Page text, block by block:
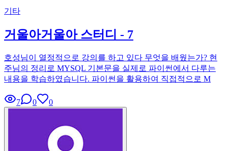
기타
거울아거울아 스터디 - 7
호성님이 열정적으로 강의를 하고 있다 무엇을 배웠는가? 현
주님의 정리로 MYSQL 기본문을 실제로 파이썬에서 다루는
내용을 학습하였습니다. 파이썬을 활용하여 직접적으로 M
7 0 0